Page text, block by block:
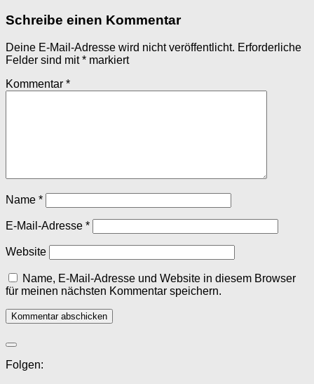
Schreibe einen Kommentar
Deine E-Mail-Adresse wird nicht veröffentlicht. Erforderliche
Felder sind mit* markiert
Kommentar *
Name *
E-Mail-Adresse *
Website
Name, E-Mail-Adresse und Website in diesem Browser
für meinen nächsten Kommentar speichern.
Folgen: